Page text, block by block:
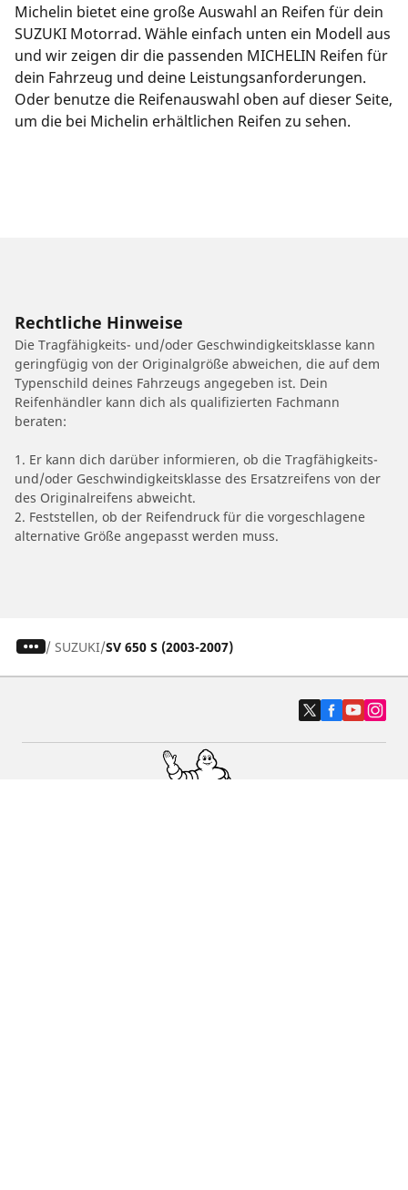
Michelin bietet eine große Auswahl an Reifen für dein
SUZUKI Motorrad. Wähle einfach unten ein Modell aus
und wir zeigen dir die passenden MICHELIN Reifen für
dein Fahrzeug und deine Leistungsanforderungen.
Oder benutze die Reifenauswahl oben auf dieser Seite,
um die bei Michelin erhältlichen Reifen zu sehen.
Rechtliche Hinweise
Die Tragfähigkeits- und/oder Geschwindigkeitsklasse kann
geringfügig von der Originalgröße abweichen, die auf dem
Typenschild deines Fahrzeugs angegeben ist. Dein
Reifenhändler kann dich als qualifizierten Fachmann
beraten:
1. Er kann dich darüber informieren, ob die Tragfähigkeits-
und/oder Geschwindigkeitsklasse des Ersatzreifens von der
des Originalreifens abweicht.
2. Feststellen, ob der Reifendruck für die vorgeschlagene
alternative Größe angepasst werden muss.
/ SUZUKI SV 650 S (2003-2007)